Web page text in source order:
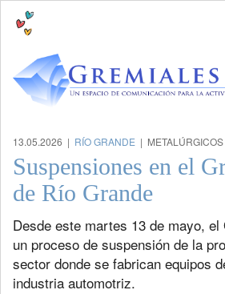
13.05.2026 | RÍO GRANDE | METALÚRGICOS
Suspensiones en el
de Río Grande
Desde este martes 13 de mayo,
un proceso de suspensión de la
sector donde se fabrican equipos
industria automotriz.